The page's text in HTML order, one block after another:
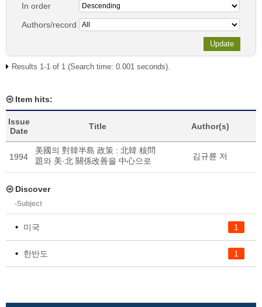
In order
Authors/record
Results 1-1 of 1 (Search time: 0.001 seconds).
Item hits:
Issue
Date
Title Author(s)
1994
美國의 對韓半島 政策 : 北韓 核問
題와 美·北 關係改善을 中心으로
김규륜 저
Discover
-Subject
1
미국
1
한반도